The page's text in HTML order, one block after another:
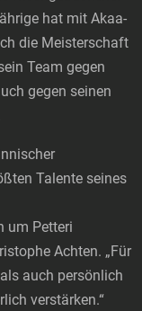
hat mit Akaa-
die Meisterschaft
Team gegen
gegen seinen
Talente seines
um Petteri
Achten. „Für
auch persönlich
verstärken.“